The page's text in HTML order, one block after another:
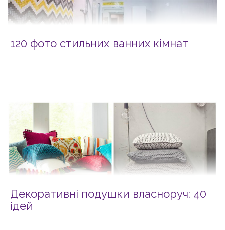
120 фото стильних ванних кімнат
Декоративні подушки власноруч: 40
ідей